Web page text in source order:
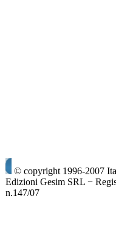
© copyright 1996-2007
Edizioni Gesim SRL −
n.147/07